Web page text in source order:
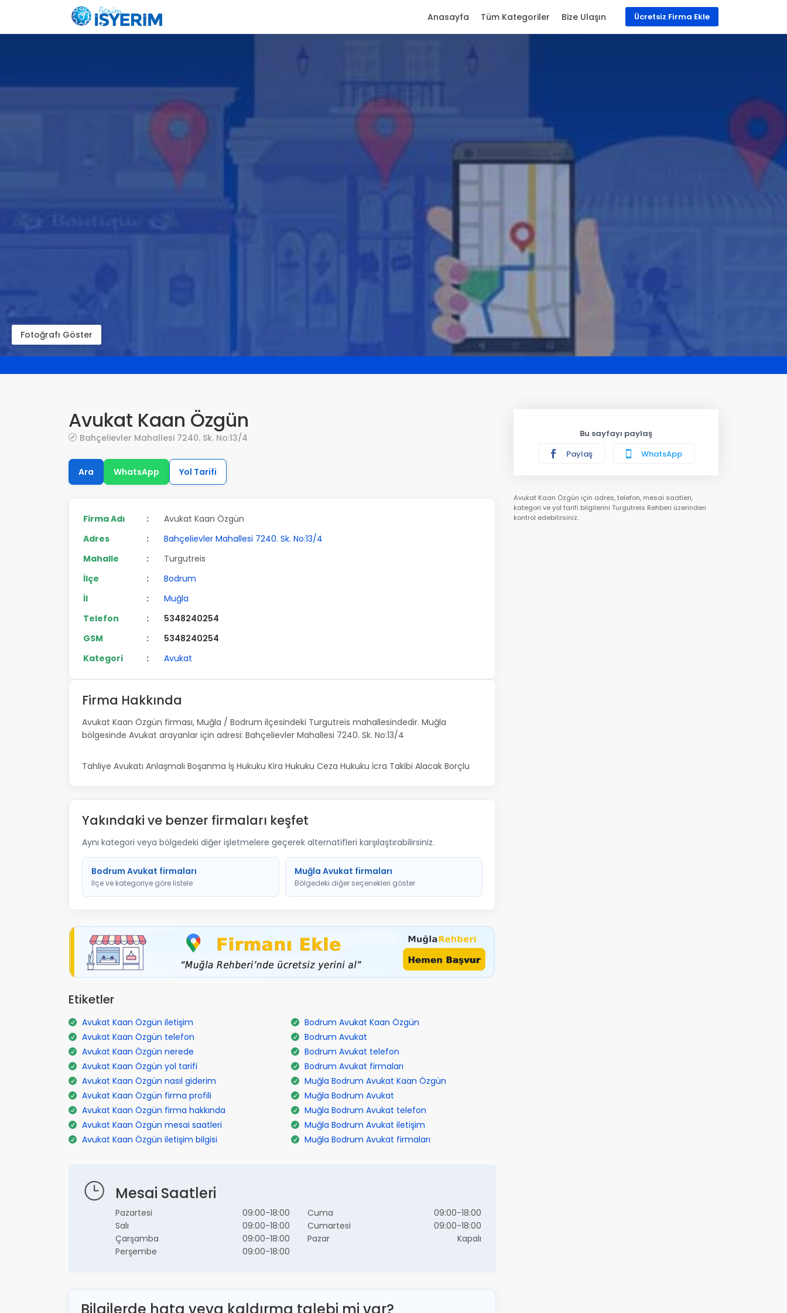
Ücretsiz Firma Ekle
Anasayfa Tüm Kategoriler Bize Ulaşın
Fotoğrafı Göster
Avukat Kaan Özgün
Bahçelievler Mahallesi 7240. Sk. No:13/4
Ara WhatsApp Yol Tarifi
Firma Adı :
Avukat Kaan Özgün
Adres
:
Bahçelievler Mahallesi 7240. Sk. No:13/4
Mahalle
:
Turgutreis
İlçe
:
Bodrum
İl
:
Muğla
Telefon
:
5348240254
GSM
:
5348240254
Kategori
: Avukat
Firma Hakkında
Avukat Kaan Özgün firması, Muğla / Bodrum ilçesindeki Turgutreis mahallesindedir. Muğla
bölgesinde Avukat arayanlar için adresi: Bahçelievler Mahallesi 7240. Sk. No:13/4
Tahliye Avukatı Anlaşmalı Boşanma İş Hukuku Kira Hukuku Ceza Hukuku İcra Takibi Alacak Borçlu
Yakındaki ve benzer firmaları keşfet
Aynı kategori veya bölgedeki diğer işletmelere geçerek alternatifleri karşılaştırabilirsiniz.
Bodrum Avukat firmaları
İlçe ve kategoriye göre listele
Muğla Avukat firmaları
Bölgedeki diğer seçenekleri göster
Etiketler
Avukat Kaan Özgün iletişim
Avukat Kaan Özgün telefon
Avukat Kaan Özgün nerede
Avukat Kaan Özgün yol tarifi
Avukat Kaan Özgün nasıl giderim
Avukat Kaan Özgün firma profili
Avukat Kaan Özgün firma hakkında
Avukat Kaan Özgün mesai saatleri
Avukat Kaan Özgün iletişim bilgisi
Bodrum Avukat Kaan Özgün
Bodrum Avukat
Bodrum Avukat telefon
Bodrum Avukat firmaları
Muğla Bodrum Avukat Kaan Özgün
Muğla Bodrum Avukat
Muğla Bodrum Avukat telefon
Muğla Bodrum Avukat iletişim
Muğla Bodrum Avukat firmaları
Mesai Saatleri
Pazartesi
09:00-18:00
Salı
09:00-18:00
Çarşamba
09:00-18:00
Perşembe
09:00-18:00
Cuma
09:00-18:00
Cumartesi
09:00-18:00
Pazar
Kapalı
Bu sayfayı paylaş
Paylaş
WhatsApp
Avukat Kaan Özgün için adres, telefon, mesai saatleri,
kategori ve yol tarifi bilgilerini Turgutreis Rehberi üzerinden
kontrol edebilirsiniz.